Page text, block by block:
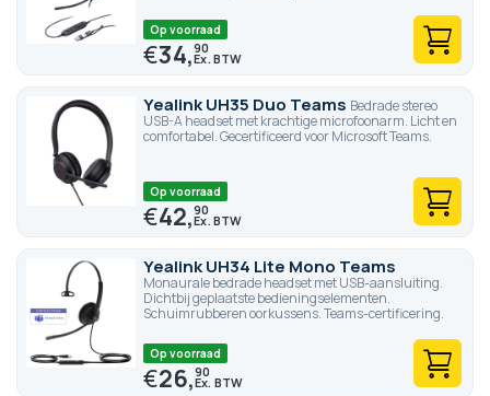
Op voorraad
€34,90
Yealink UH35 Duo Teams Bedrade stereo
USB-A headset met krachtige microfoonarm. Licht en
comfortabel. Gecertificeerd voor Microsoft Teams.
Op voorraad
€42,90
Yealink UH34 Lite Mono Teams
Monaurale bedrade headset met USB-aansluiting.
Dichtbij geplaatste bedieningselementen.
Schuimrubberen oorkussens. Teams-certificering.
Op voorraad
€26,90